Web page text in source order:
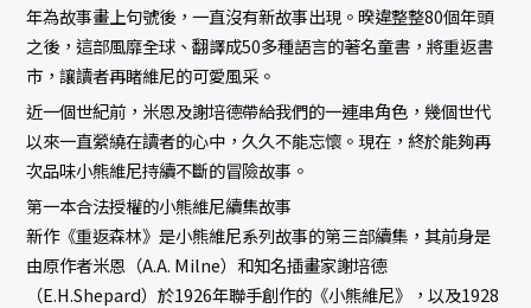
年為故事畫上句號後，一直沒有新故事出現。暌違整整80個年頭
之後，這部風靡全球、翻譯成50多種語言的著名童書，將重返書
市，讓讀者再睹維尼的可愛風采。
近一個世紀前，米恩及謝培德帶給我們的一連串角色，幾個世代
以來一直縈繞在讀者的心中，久久不能忘懷。現在，終於能夠再
次品味小熊維尼持續不斷的冒險故事。
第一本合法授權的小熊維尼續集故事
新作《重返森林》是小熊維尼系列故事的第三部續集，其前身是
由原作者米恩（A.A. Milne）和知名插畫家謝培德
（E.H.Shepard）於1926年聯手創作的《小熊維尼》，以及1928